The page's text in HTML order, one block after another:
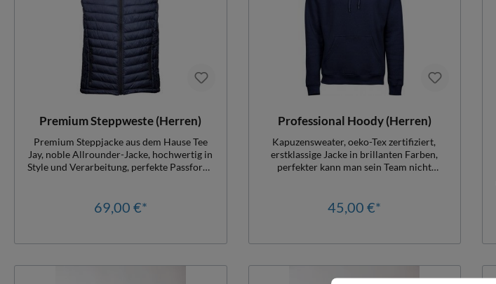
Premium Steppweste (Herren)
Premium Steppjacke aus dem Hause Tee
Jay, noble Allrounder-Jacke, hochwertig in
Style und Verarbeitung, perfekte Passform,
Seitentaschen m. Reißverschluss,
Innentasche, Frontreißverschluss ist
Herrengr. Slim, bis 5XL erhältlich,
Material: 100% Polyester, wattiert
69,00 €*
Professional Hoody (Herren)
Kapuzensweater, oeko-Tex zertifiziert,
erstklassige Jacke in brillanten Farben,
perfekter kann man sein Team nicht
formbeständig, hoher Tragekomfort,
Damengr. Leicht tailliert, Herrengr. Slim,
Polyester
45,00 €*